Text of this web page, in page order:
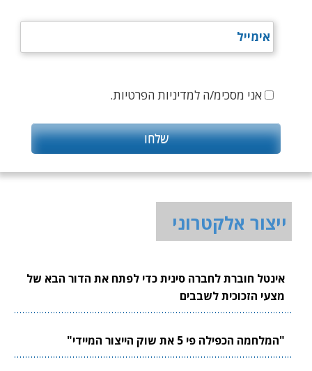
אני מסכימ/ה למדיניות הפרטיות.
ייצור אלקטרוני
אינטל חוברת לחברה סינית כדי לפתח את הדור הבא של
מצעי הזכוכית לשבבים
"המלחמה הכפילה פי 5 את שוק הייצור המיידי"